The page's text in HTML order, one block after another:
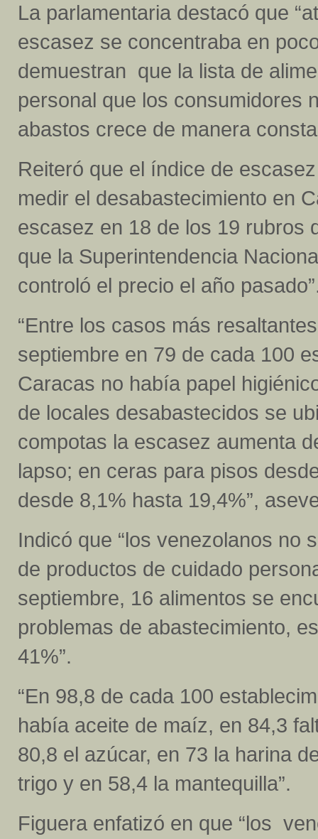
La parlamentaria destacó que
escasez se concentraba en
demuestran que la lista de
personal que los consumidores
abastos crece de manera
Reiteró que el índice de
medir el desabastecimiento en
escasez en 18 de los 19 rubros
que la Superintendencia
controló el precio el año
“Entre los casos más
septiembre en 79 de cada 100
Caracas no había papel
de locales desabastecidos se
compotas la escasez aumenta
lapso; en ceras para pisos
desde 8,1% hasta 19,4%”,
Indicó que “los venezolanos no
de productos de cuidado
septiembre, 16 alimentos se
problemas de abastecimiento,
41%”.
“En 98,8 de cada 100
había aceite de maíz, en 84,3
80,8 el azúcar, en 73 la harina
trigo y en 58,4 la mantequilla”.
Figuera enfatizó en que “los